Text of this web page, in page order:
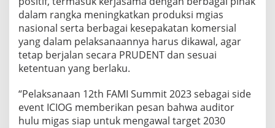
dalam rangka meningkatkan produksi mgias
nasional serta berbagai kesepakatan komersial
yang dalam pelaksanaannya harus dikawal, agar
tetap berjalan secara PRUDENT dan sesuai
ketentuan yang berlaku.
“Pelaksanaan 12th FAMI Summit 2023 sebagai side
event ICIOG memberikan pesan bahwa auditor
hulu migas siap untuk mengawal target 2030